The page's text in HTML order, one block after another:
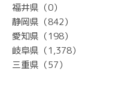
福井県（0）
静岡県（842）
愛知県（198）
岐阜県（1,378）
三重県（57）